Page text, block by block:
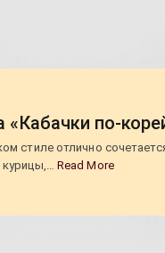
«Кабачки по-
стиле отлично
Read More